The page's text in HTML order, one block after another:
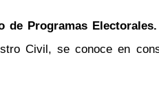
de Programas Electorales.
Civil, se conoce en